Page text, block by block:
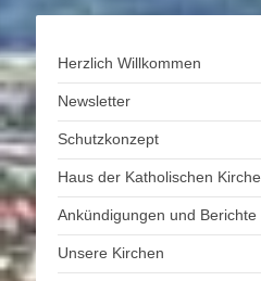
Herzlich Willkommen
Newsletter
Schutzkonzept
Haus der Katholischen Kirche
Ankündigungen und Berichte
Unsere Kirchen